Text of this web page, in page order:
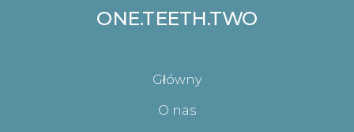
ONE.TEETH.TWO
Główny
O nas